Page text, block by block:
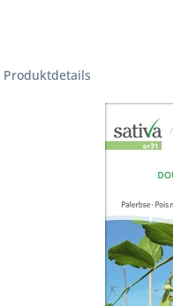
Produktdetails